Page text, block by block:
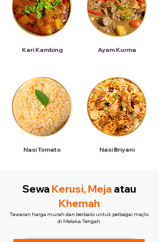
Kari Kambing
Nasi Tomato
Ayam Kurma
Nasi Briyani
Sewa Kerusi, Meja atau
Khemah
Tawaran harga murah dan berbaloi untuk pelbagai majlis
di Melaka Tengah